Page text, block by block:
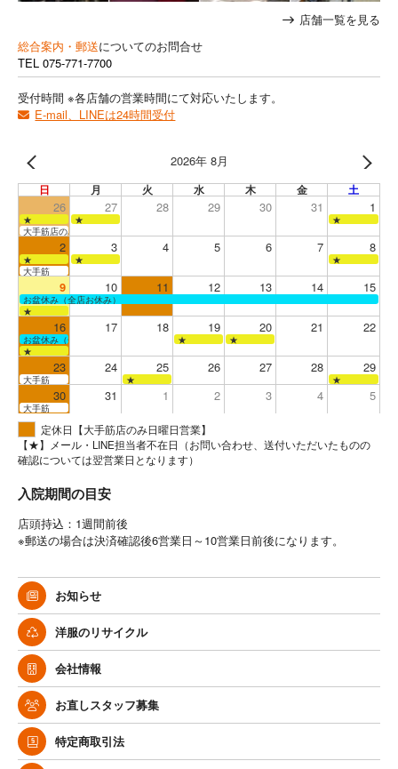
店舗一覧を見る
総合案内・郵送についてのお問合せ
TEL 075-771-7700
受付時間 ※各店舗の営業時間にて対応いたします。
E-mail、LINEは24時間受付
2026年 8月
日 月 火 水 木 金 土
26 27 28 29 30 31 1
★ ★
★
大手筋店のみ営業
2 3 4 5 6 7 8
★ ★
★
大手筋
9 10 11 12 13 14 15
お盆休み（全店お休み）
★
16 17 18 19 20 21 22
お盆休み（全店お休み） ★
★
★
23 24 25 26 27 28 29
大手筋 ★ ★
30 31 1 2 3 4 5
大手筋
定休日【大手筋店のみ日曜日営業】
【★】メール・LINE担当者不在日（お問い合わせ、送付いただいたものの
確認については翌営業日となります）
入院期間の目安
店頭持込：1週間前後
※郵送の場合は決済確認後6営業日～10営業日前後になります。
お知らせ
洋服のリサイクル
会社情報
お直しスタッフ募集
特定商取引法